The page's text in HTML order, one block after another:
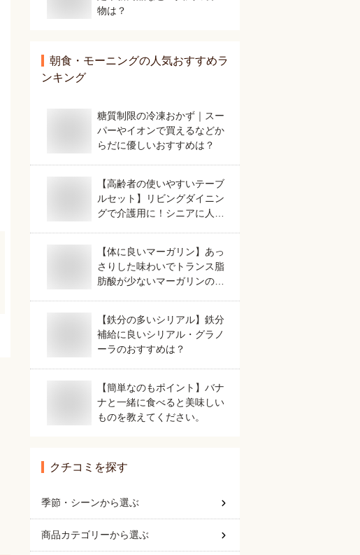
物は？
朝食・モーニングの人気おすすめラ
ンキング
糖質制限の冷凍おかず｜スー
パーやイオンで買えるなどか
らだに優しいおすすめは？
【高齢者の使いやすいテーブ
ルセット】リビングダイニン
グで介護用に！シニアに人気
【体に良いマーガリン】あっ
さりした味わいでトランス脂
肪酸が少ないマーガリンのお
【鉄分の多いシリアル】鉄分
補給に良いシリアル・グラノ
ーラのおすすめは？
【簡単なのもポイント】バナ
ナと一緒に食べると美味しい
ものを教えてください。
クチコミを探す
季節・シーンから選ぶ
商品カテゴリーから選ぶ